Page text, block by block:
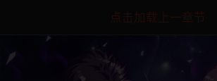
点击加载上一章节